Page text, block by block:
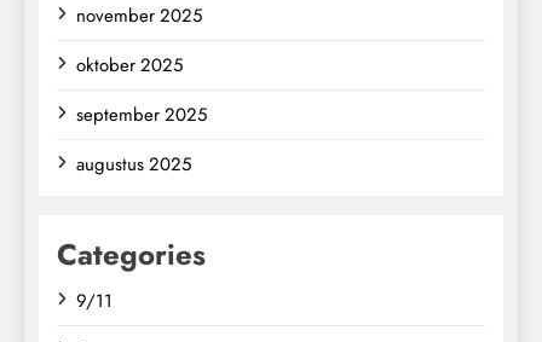
november 2025
oktober 2025
september 2025
augustus 2025
Categories
9/11